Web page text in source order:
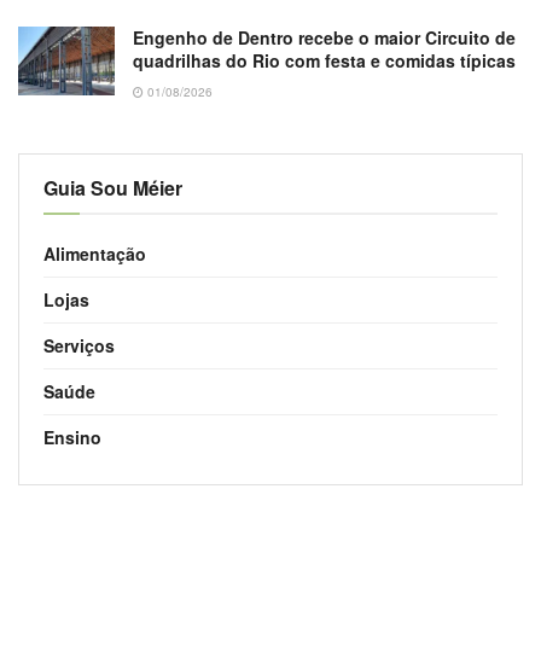
Engenho de Dentro recebe o maior Circuito de
quadrilhas do Rio com festa e comidas típicas
01/08/2026
Guia Sou Méier
Alimentação
Lojas
Serviços
Saúde
Ensino